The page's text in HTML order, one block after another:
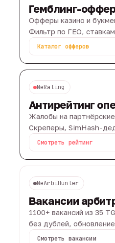
Гемблинг-
Офферы казино и
Фильтр по ГЕО,
Каталог офферов
NeRating
Антирейтинг
Жалобы на
Скреперы, SimHash-
Смотреть рейтинг
NeArbiHunter
Вакансии
1100+ вакансий из 35
без дублей,
Смотреть вакансии